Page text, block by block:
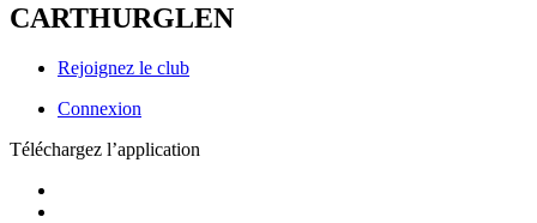
CARTHURGLEN
Rejoignez le club
Connexion
Téléchargez l’application